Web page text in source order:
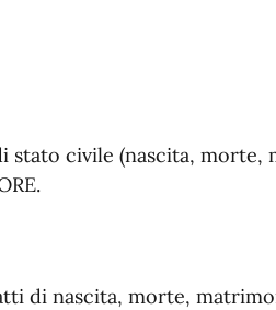
stato civile (nascita, morte,
di nascita, morte,